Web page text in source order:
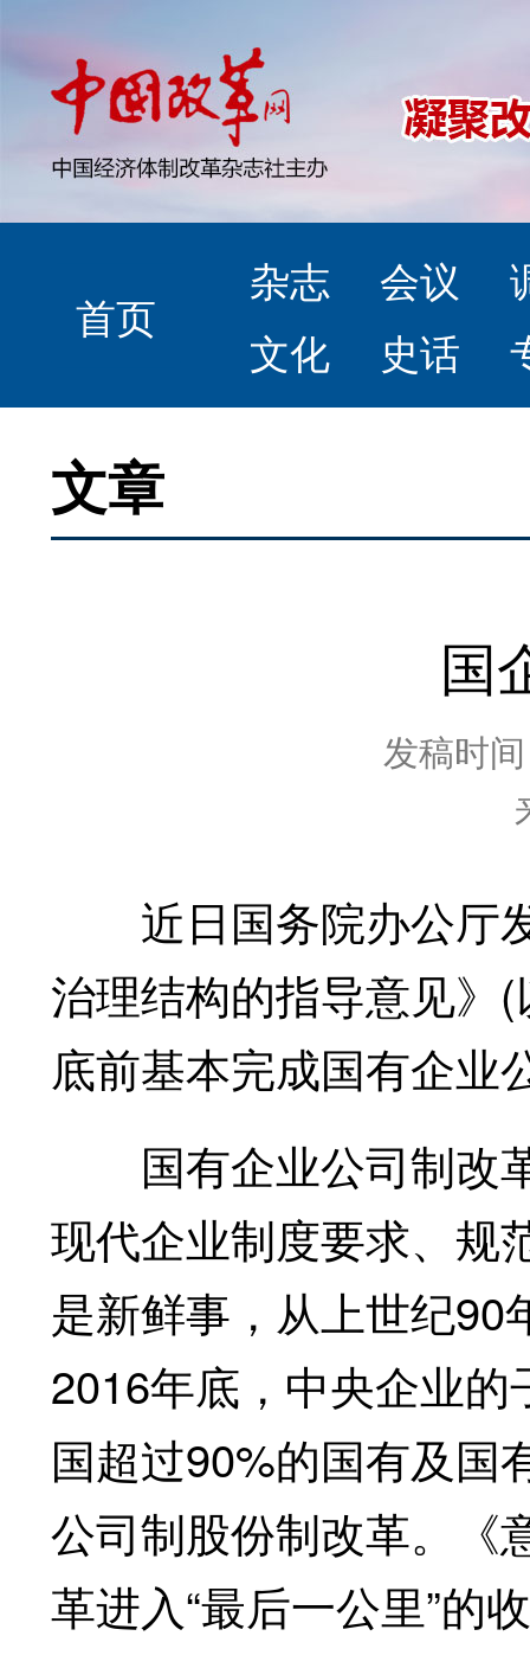
首页
杂志 会议
文化
史话
文章
国
发稿时
近日国务院办公厅
治理结构的指导意见》
底前基本完成国有企业
国有企业公司制改
现代企业制度要求、规
是新鲜事，从上世纪90
2016年底，中央企业
国超过90%的国有及国
公司制股份制改革。《
革进入“最后一公里”的